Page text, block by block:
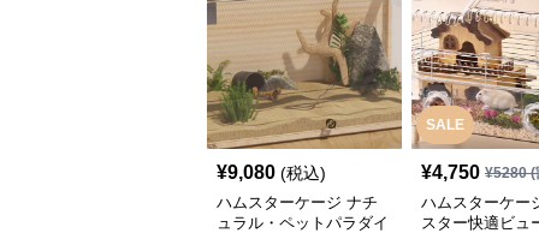
¥9,080 (税込)
ハムスターケージ ナチ
ュラル・ペットパラダイ
SALE
¥4,750 ¥5280(
ハムスターケー
スター快適ビュ